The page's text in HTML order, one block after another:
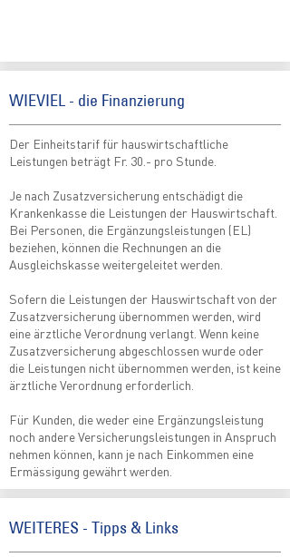
WIEVIEL - die Finanzierung
Der Einheitstarif für hauswirtschaftliche
Leistungen beträgt Fr. 30.- pro Stunde.
Je nach Zusatzversicherung entschädigt die
Krankenkasse die Leistungen der Hauswirtschaft.
Bei Personen, die Ergänzungsleistungen (EL)
beziehen, können die Rechnungen an die
Ausgleichskasse weitergeleitet werden.
Sofern die Leistungen der Hauswirtschaft von der
Zusatzversicherung übernommen werden, wird
eine ärztliche Verordnung verlangt. Wenn keine
Zusatzversicherung abgeschlossen wurde oder
die Leistungen nicht übernommen werden, ist keine
ärztliche Verordnung erforderlich.
Für Kunden, die weder eine Ergänzungsleistung
noch andere Versicherungsleistungen in Anspruch
nehmen können, kann je nach Einkommen eine
Ermässigung gewährt werden.
WEITERES - Tipps & Links